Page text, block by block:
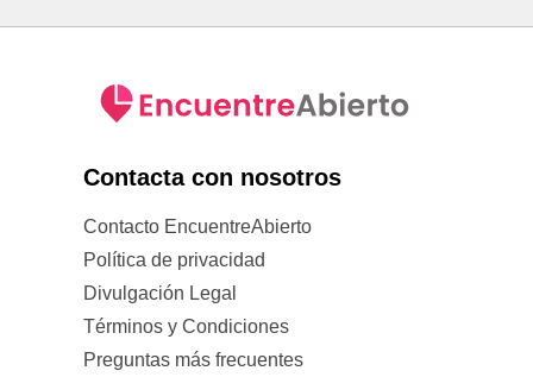
Contacta con nosotros
Contacto EncuentreAbierto
Política de privacidad
Divulgación Legal
Términos y Condiciones
Preguntas más frecuentes